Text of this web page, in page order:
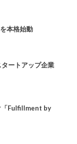
本格始動
タートアップ企業
「Fulfillment by